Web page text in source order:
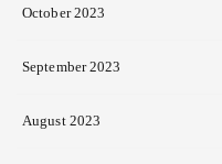
October 2023
September 2023
August 2023